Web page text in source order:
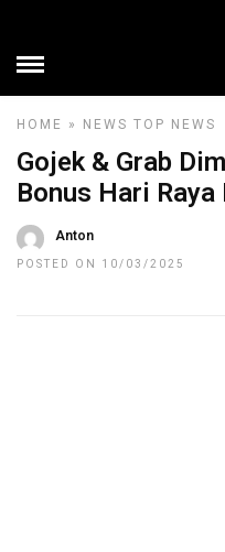
HOME » NEWS TOP NEWS
Gojek & Grab
Bonus Hari
Anton
POSTED ON 10/03/2025